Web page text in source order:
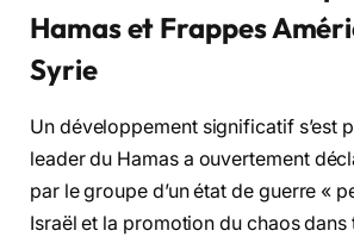
Hamas et Frappes
Syrie
Un développement significatif s’est
leader du Hamas a ouvertement
par le groupe d’un état de guerre «
Israël et la promotion du chaos